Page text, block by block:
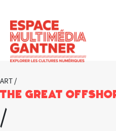
ART /
The Great
/